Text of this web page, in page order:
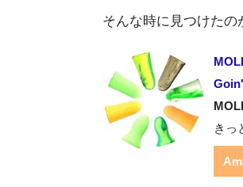
そんな時に見つけたの
きっ